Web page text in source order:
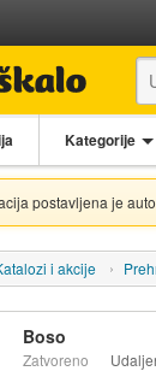
Kategorije
postavljena je
i akcije
Boso
Zatvoreno